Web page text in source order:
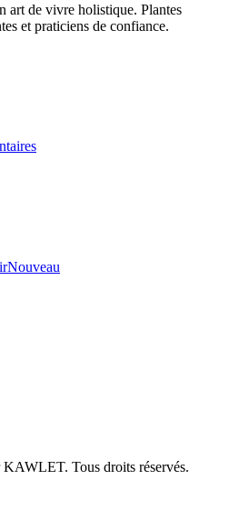
art de vivre holistique. Plantes
et praticiens de confiance.
Nouveau
KAWLET. Tous droits réservés.